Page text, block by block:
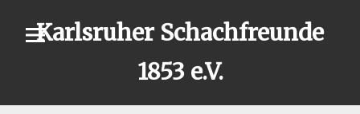
Karlsruher Schachfreunde
1853 e.V.